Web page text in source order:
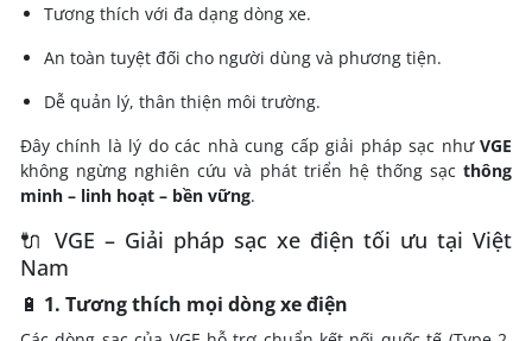
Tương thích với đa dạng dòng xe.
An toàn tuyệt đối cho người dùng và phương tiện.
Dễ quản lý, thân thiện môi trường.
Đây chính là lý do các nhà cung cấp giải pháp sạc như VGE
không ngừng nghiên cứu và phát triển hệ thống sạc thông
minh – linh hoạt – bền vững.
🔌 VGE – Giải pháp sạc xe điện tối ưu tại Việt
Nam
🔋 1. Tương thích mọi dòng xe điện